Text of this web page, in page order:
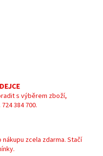
s výběrem zboží,
384 700.
zcela zdarma. Stačí